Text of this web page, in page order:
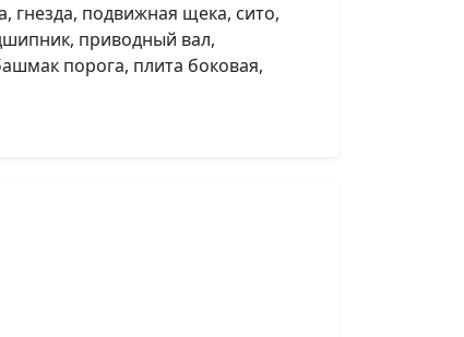
гнезда, подвижная щека, сито,
приводный вал,
порога, плита боковая,